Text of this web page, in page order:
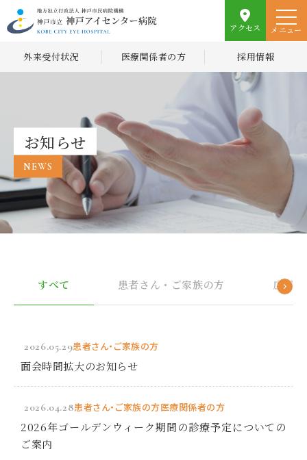
アクセス メニュー
外来受付状況 医療関係者の方 採用情報
お知らせ
NEWS
すべて 患者さん・ご家族の方 広報誌
2026.05.29患者さん・ご家族の方
面会時間拡大のお知らせ
2026.04.28患者さん・ご家族の方医療関係者の方
2026年ゴールデンウィーク期間の診療予定についての
ご案内